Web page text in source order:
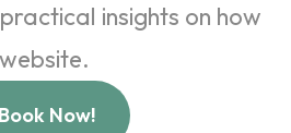
insights on how
Book Now!